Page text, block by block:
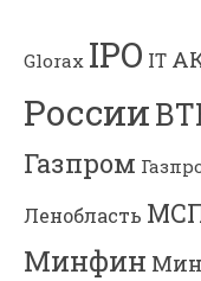
Glorax IPO IT
России
Газпром
Ленобласть
Минфин